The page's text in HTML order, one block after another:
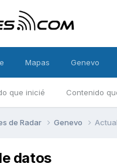
que inicié Contenido
Mapas Genevo
de Radar Genevo
datos